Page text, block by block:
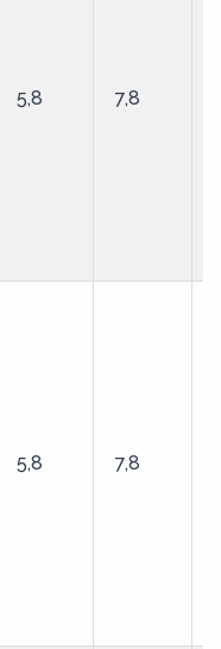
5,8 7,8
5,8 7,8